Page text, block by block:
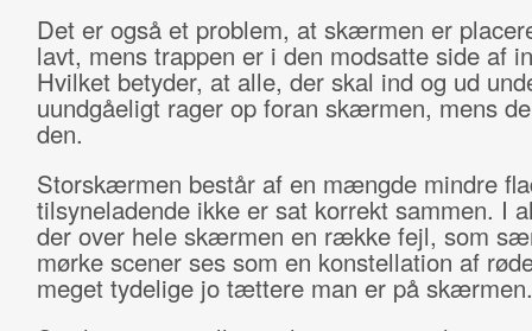
Det er også et problem, at skærmen er
lavt, mens trappen er i den modsatte side af
Hvilket betyder, at alle, der skal ind og ud
uundgåeligt rager op foran skærmen, mens
den.
Storskærmen består af en mængde mindre
tilsyneladende ikke er sat korrekt sammen. I
der over hele skærmen en række fejl, som
mørke scener ses som en konstellation af
meget tydelige jo tættere man er på skærmen.